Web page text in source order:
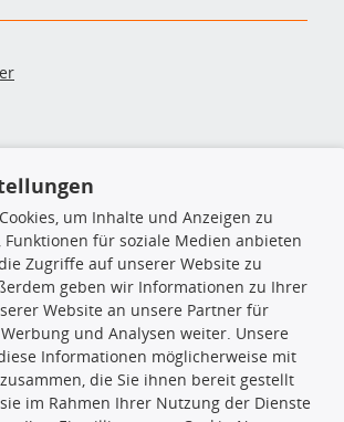
insbesondere die gesamte Datenbank dürfen
um Inhalte und Anzeigen zu
Funktionen für soziale Medien anbieten
Zugriffe auf unserer Website zu
geben wir Informationen zu Ihrer
Website an unsere Partner für
und Analysen weiter. Unsere
Informationen möglicherweise mit
die Sie ihnen bereit gestellt
im Rahmen Ihrer Nutzung der Dienste